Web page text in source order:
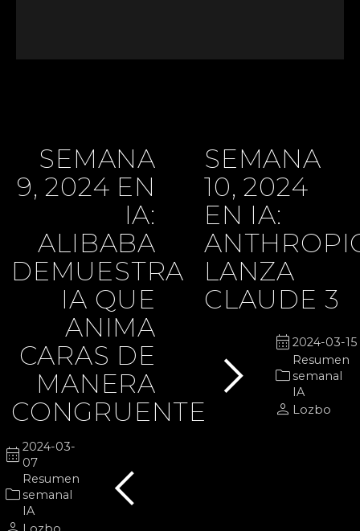
SEMANA
9, 2024 EN
IA:
ALIBABA
DEMUESTRA
IA QUE
ANIMA
CARAS DE
MANERA
CONGRUENTE
calendar_month 2024-03-
07
folder
Resumen
semanal
IA
chevron_left
SEMANA
10, 2024
EN IA:
LANZA
CLAUDE 3
calendar_month 2024-03-15
folder
Resumen
semanal
IA
person Lozbo
chevron_right